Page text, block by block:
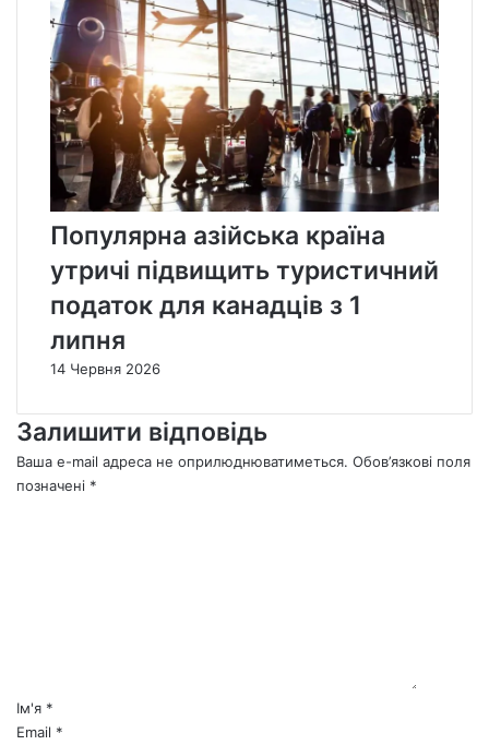
Популярна азійська країна
утричі підвищить туристичний
податок для канадців з 1
липня
14 Червня 2026
Залишити відповідь
Ваша e-mail адреса не оприлюднюватиметься. Обов’язкові поля
позначені *
*Ім'я *
Email *